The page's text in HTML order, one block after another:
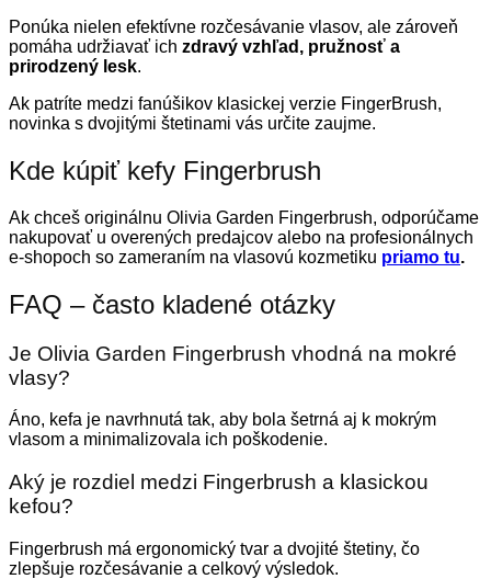
Ponúka nielen efektívne rozčesávanie vlasov, ale zároveň
pomáha udržiavať ich zdravý vzhľad, pružnosť a
prirodzený lesk.
Ak patríte medzi fanúšikov klasickej verzie FingerBrush,
novinka s dvojitými štetinami vás určite zaujme.
Kde kúpiť kefy Fingerbrush
Ak chceš originálnu Olivia Garden Fingerbrush, odporúčame
nakupovať u overených predajcov alebo na profesionálnych
e-shopoch so zameraním na vlasovú kozmetiku priamo tu.
FAQ – často kladené otázky
Je Olivia Garden Fingerbrush vhodná na mokré
vlasy?
Áno, kefa je navrhnutá tak, aby bola šetrná aj k mokrým
vlasom a minimalizovala ich poškodenie.
Aký je rozdiel medzi Fingerbrush a klasickou
kefou?
Fingerbrush má ergonomický tvar a dvojité štetiny, čo
zlepšuje rozčesávanie a celkový výsledok.